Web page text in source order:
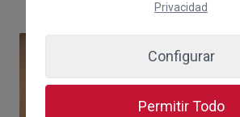
Privacidad
Configurar
Permitir Todo